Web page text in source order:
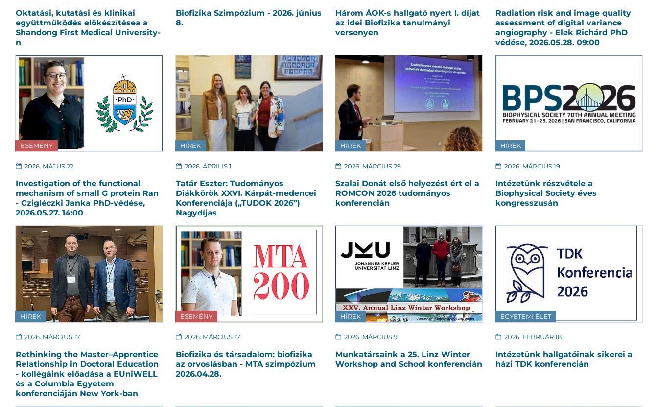
Oktatási, kutatási és klinikai
együttműködés előkészítésea a
Shandong First Medical University-
n
Biofizika Szimpózium - 2026. június
8.
Három ÁOK-s hallgató nyert I. díjat
az idei Biofizika tanulmányi
versenyen
Radiation risk and image quality
assessment of digital variance
angiography - Elek Richárd PhD
védése, 2026.05.28. 09:00
ESEMÉNY
2026. MÁJUS 22
Investigation of the functional
mechanism of small G protein Ran
- Czigléczki Janka PhD-védése,
2026.05.27. 14:00
HÍREK
2026. ÁPRILIS 1
Tatár Eszter: Tudományos
Diákkörök XXVI. Kárpát-medencei
Konferenciája („TUDOK 2026”)
Nagydíjas
HÍREK
2026. MÁRCIUS 29
Szalai Donát első helyezést ért el a
ROMCON 2026 tudományos
konferencián
HÍREK
2026. MÁRCIUS 19
Intézetünk részvétele a
Biophysical Society éves
kongresszusán
HÍREK
2026. MÁRCIUS 17
Rethinking the Master–Apprentice
Relationship in Doctoral Education
- kollégáink előadása a EUniWELL
és a Columbia Egyetem
konferenciáján New York-ban
ESEMÉNY
2026. MÁRCIUS 17
Biofizika és társadalom: biofizika
az orvoslásban - MTA szimpózium
2026.04.28.
HÍREK
2026. MÁRCIUS 9
Munkatársaink a 25. Linz Winter
Workshop and School konferencián
EGYETEMI ÉLET
2026. FEBRUÁR 18
Intézetünk hallgatóinak sikerei a
házi TDK konferencián